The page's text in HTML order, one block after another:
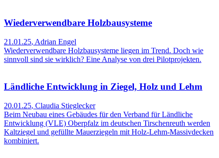
Wiederverwendbare Holzbausysteme
21.01.25, Adrian Engel
Wiederverwendbare Holzbausysteme liegen im Trend. Doch wie
sinnvoll sind sie wirklich? Eine Analyse von drei Pilotprojekten.
Ländliche Entwicklung in Ziegel, Holz und Lehm
20.01.25, Claudia Stieglecker
Beim Neubau eines Gebäudes für den Verband für Ländliche
Entwicklung (VLE) Oberpfalz im deutschen Tirschenreuth werden
Kaltziegel und gefüllte Mauerziegeln mit Holz-Lehm-Massivdecken
kombiniert.